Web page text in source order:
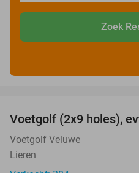
Zoek
Voetgolf (2x9 holes),
Voetgolf Veluwe
Lieren